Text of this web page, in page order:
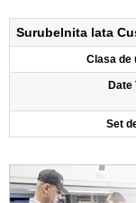
Surubelnita lata
Clasa de
Date
Set